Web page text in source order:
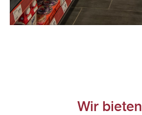
Wir bie­ten